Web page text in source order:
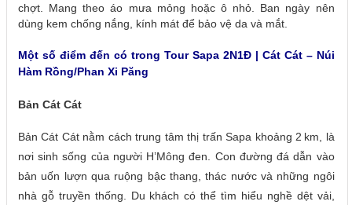
chợt. Mang theo áo mưa mỏng hoặc ô nhỏ. Ban ngày nên
dùng kem chống nắng, kính mát để bảo vệ da và mắt.
Một số điểm đến có trong Tour Sapa 2N1Đ | Cát Cát – Núi
Hàm Rồng/Phan Xi Păng
Bản Cát Cát
Bản Cát Cát nằm cách trung tâm thị trấn Sapa khoảng 2 km, là
nơi sinh sống của người H’Mông đen. Con đường đá dẫn vào
bản uốn lượn qua ruộng bậc thang, thác nước và những ngôi
nhà gỗ truyền thống. Du khách có thể tìm hiểu nghề dệt vải,